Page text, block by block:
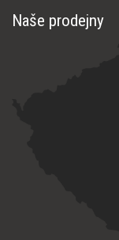
Naše prodejny